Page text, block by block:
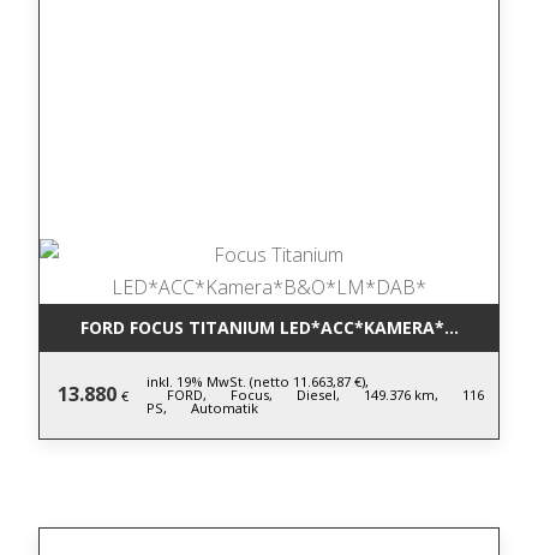
FORD FOCUS TITANIUM
13.880 €
inkl. 19% MwSt. (netto 11.663,87 €),
FORD, Focus, Diesel, 149.376 km, 116
PS, Automatik